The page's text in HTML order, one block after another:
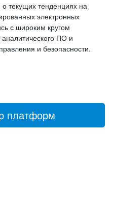
текущих тенденциях на
электронных
с широким кругом
ПО и
и безопасности.
платформ